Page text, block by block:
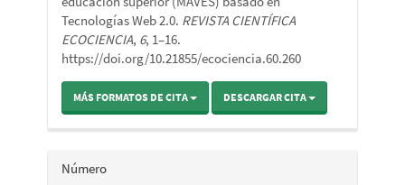
Tecnologías Web 2.0. REVISTA CIENTÍFICA
ECOCIENCIA, 6, 1–16.
https://doi.org/10.21855/ecociencia.60.260
MÁS FORMATOS DE CITA DESCARGAR CITA
Número